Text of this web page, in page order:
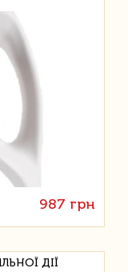
987 грн
ДІЇ